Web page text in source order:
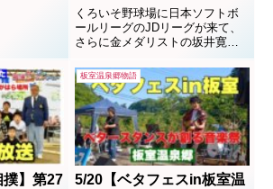
（番外編） in 石川くろ
いそ球場
くろいそ野球場に日本ソフトボ
ールリーグのJDリーグが来て、
さらに金メダリストの坂井寛子
開かれました！撮れ高満載のい
いトコ撮り(*^^)v前代未聞!!観な
きゃ損!!日本プロソフトボールリ
ーグのJDリーグや北京オリンピ
ック金メダリストそして、その
JDリーグ...
撲】第27
板室温泉郷物語
5/20【ベタフェスin板室温